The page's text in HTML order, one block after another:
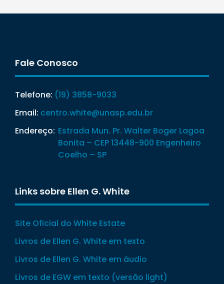
Fale Conosco
Telefone: (19) 3858-9033
Email: centro.white@unasp.edu.br
Endereço: Estrada Mun. Pr. Walter Boger Lagoa
Bonita – CEP 13448-900 Engenheiro
Coelho – SP
Links sobre Ellen G. White
Site Oficial do White Estate
Livros de Ellen G. White em texto
Livros de Ellen G. White em áudio
Livros de EGW em texto (versão light)